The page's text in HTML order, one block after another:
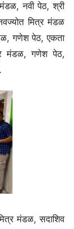
नवी पेठ, श्री
मित्र मंडळ
गणेश पेठ, एकता
मंडळ, गणेश पेठ,
मंडळ, सदाशिव